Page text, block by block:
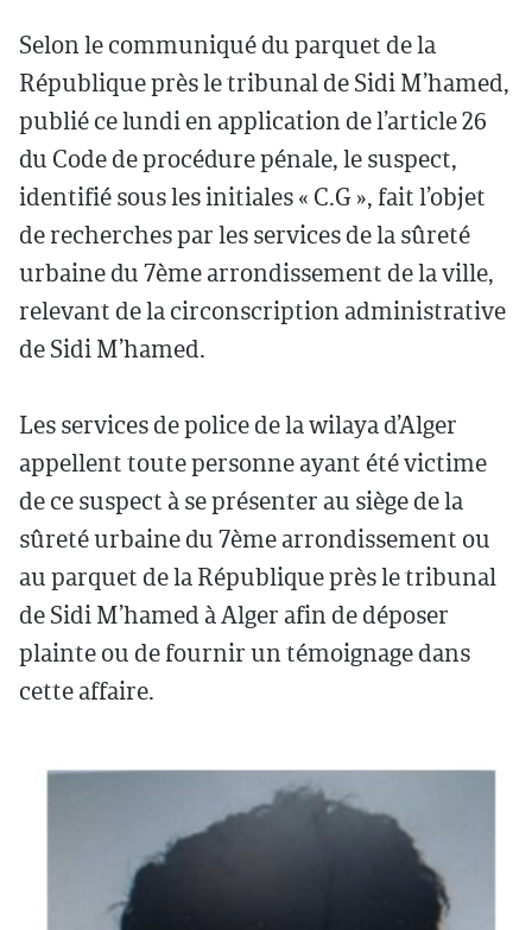
Selon le communiqué du parquet de la
République près le tribunal de Sidi M’hamed,
publié ce lundi en application de l’article 26
du Code de procédure pénale, le suspect,
identifié sous les initiales « C.G », fait l’objet
de recherches par les services de la sûreté
urbaine du 7ème arrondissement de la ville,
relevant de la circonscription administrative
de Sidi M’hamed.
Les services de police de la wilaya d’Alger
appellent toute personne ayant été victime
de ce suspect à se présenter au siège de la
sûreté urbaine du 7ème arrondissement ou
au parquet de la République près le tribunal
de Sidi M’hamed à Alger afin de déposer
plainte ou de fournir un témoignage dans
cette affaire.